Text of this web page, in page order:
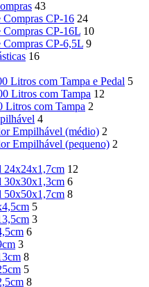
43
Compras CP-16 24
Compras CP-16L 10
Compras CP-6,5L 9
16
Litros com Tampa e Pedal 5
Litros com Tampa 12
Litros com Tampa 2
4
Empilhável (médio) 2
Empilhável (pequeno) 2
24x24x1,7cm 12
30x30x1,3cm 6
50x50x1,7cm 8
5
3
6
3
8
5
8